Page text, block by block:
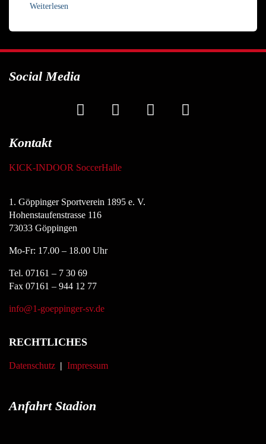
Weiterlesen
Social Media
Kontakt
KICK-INDOOR SoccerHalle
1. Göppinger Sportverein 1895 e. V.
Hohenstaufenstrasse 116
73033 Göppingen
Mo-Fr: 17.00 – 18.00 Uhr
Tel. 07161 – 7 30 69
Fax 07161 – 944 12 77
info@1-goeppinger-sv.de
RECHTLICHES
Datenschutz | Impressum
Anfahrt Stadion